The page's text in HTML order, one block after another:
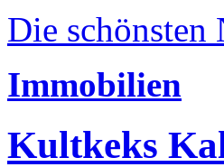
Die schönsten
Immobilien
Kultkeks